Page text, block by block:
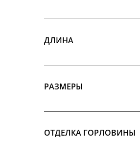
ДЛИНА
РАЗМЕРЫ
ОТДЕЛКА ГОРЛОВИНЫ